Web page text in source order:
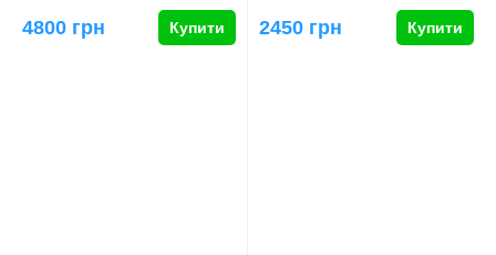
4800 грн Купити 2450 грн Купити